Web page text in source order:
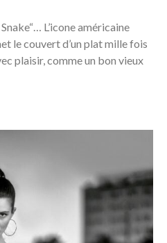
L’icone américaine
le couvert d’un plat mille fois
plaisir, comme un bon vieux